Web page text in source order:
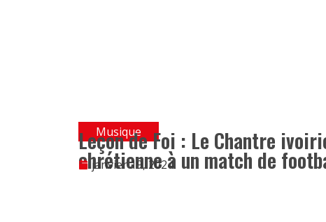
Musique
Leçon de Foi : Le Chantre
chrétienne à un match de
janvier 19, 2024